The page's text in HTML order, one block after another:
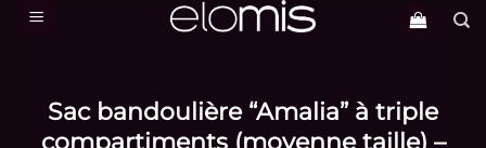
Passer
Sac bandoulière “Amalia” à triple
compartiments (moyenne taille) –